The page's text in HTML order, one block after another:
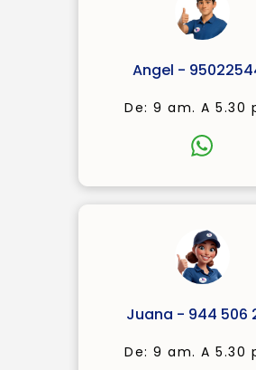
Angel -
De: 9 am. A 5.30
Juana - 944 506
De: 9 am. A 5.30